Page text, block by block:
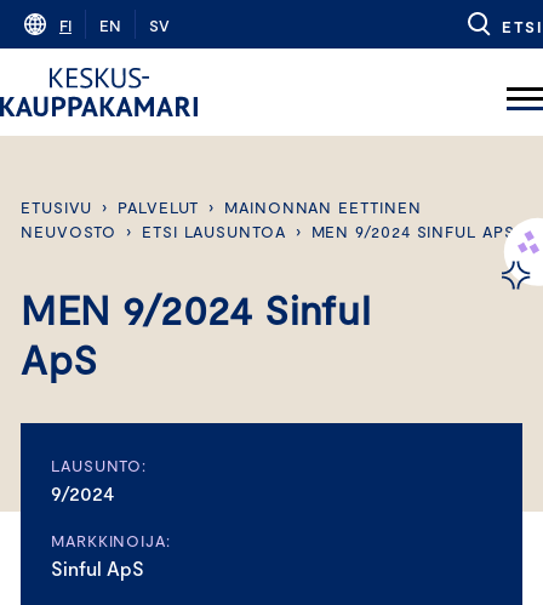
Skip
content
FI EN SV ETSI
ETUSIVU › PALVELUT ›
MAINONNAN EETTINEN
NEUVOSTO
› ETSI LAUSUNTOA › MEN 9/2024 SINFUL APS
MEN 9/2024 Sinful
ApS
LAUSUNTO:
9/2024
MARKKINOIJA:
Sinful ApS